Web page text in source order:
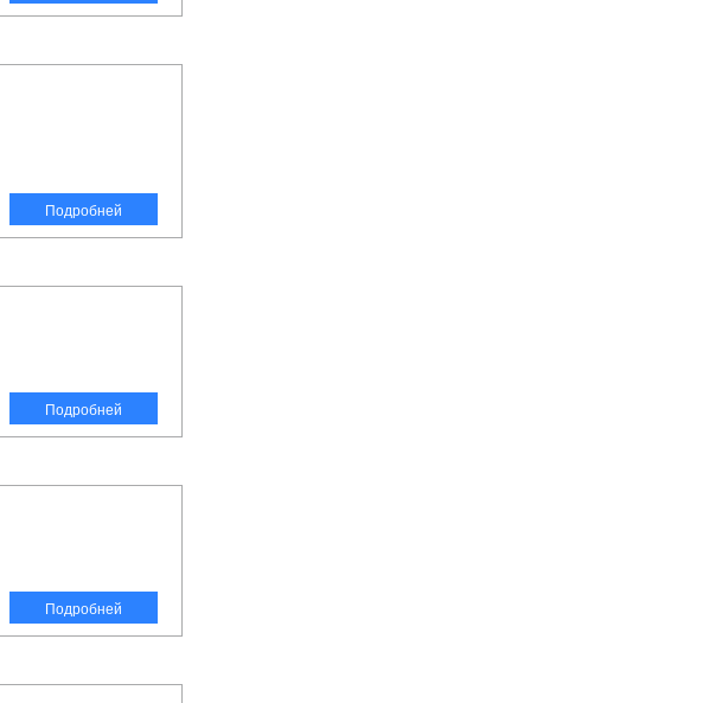
Подробней
Подробней
Подробней